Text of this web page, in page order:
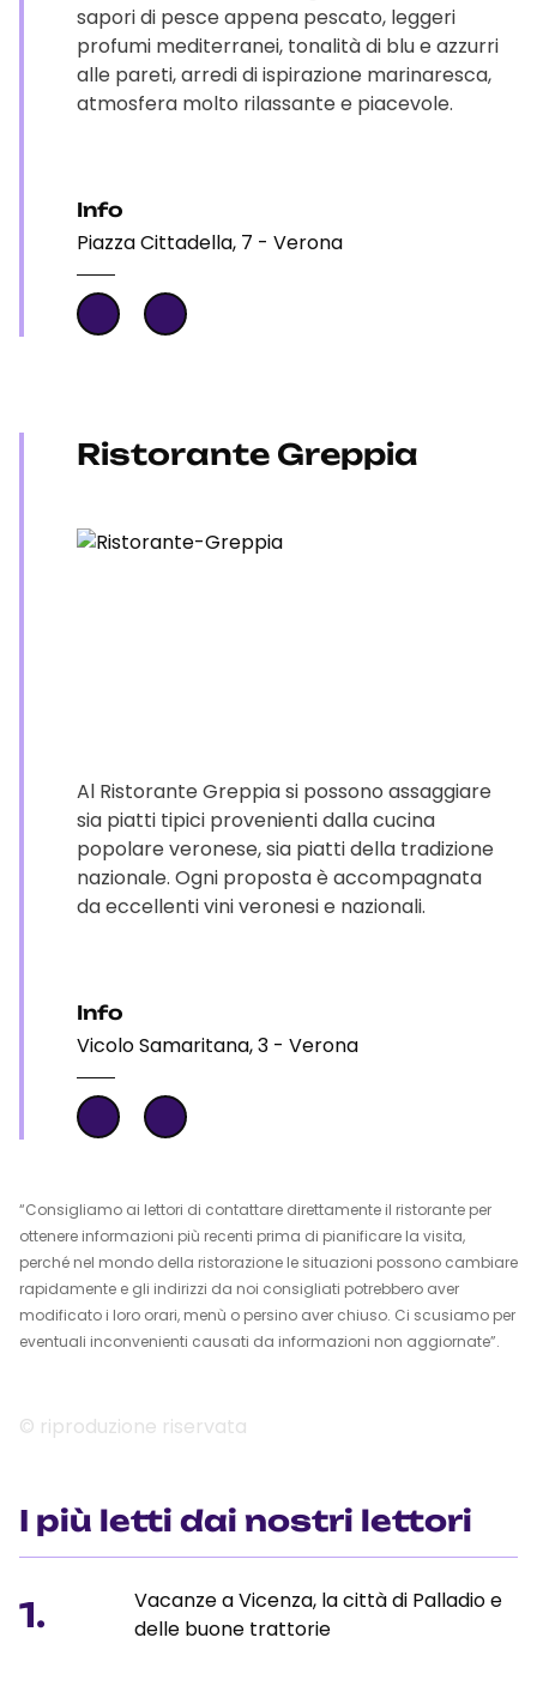
sapori di pesce appena pescato, leggeri
profumi mediterranei, tonalità di blu e azzurri
alle pareti, arredi di ispirazione marinaresca,
atmosfera molto rilassante e piacevole.
Info
Piazza Cittadella, 7 - Verona
Ristorante Greppia
Al Ristorante Greppia si possono assaggiare
sia piatti tipici provenienti dalla cucina
popolare veronese, sia piatti della tradizione
nazionale. Ogni proposta è accompagnata
da eccellenti vini veronesi e nazionali.
Info
Vicolo Samaritana, 3 - Verona
“Consigliamo ai lettori di contattare direttamente il ristorante per
ottenere informazioni più recenti prima di pianificare la visita,
perché nel mondo della ristorazione le situazioni possono cambiare
rapidamente e gli indirizzi da noi consigliati potrebbero aver
modificato i loro orari, menù o persino aver chiuso. Ci scusiamo per
eventuali inconvenienti causati da informazioni non aggiornate”.
© riproduzione riservata
I più letti dai nostri lettori
1.
Vacanze a Vicenza, la città di Palladio e
delle buone trattorie